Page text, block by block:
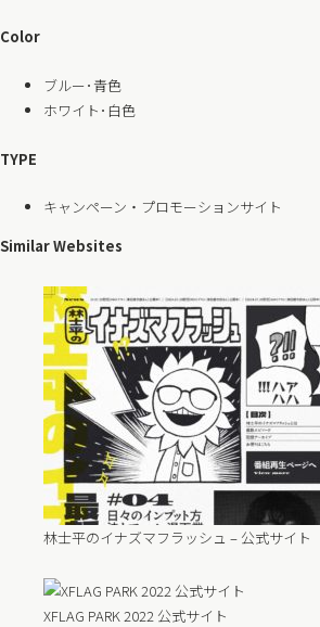
Color
ブルー･青色
ホワイト･白色
TYPE
キャンペーン・プロモーションサイト
Similar Websites
林士平のイナズマフラッシュ – 公式サイト
XFLAG PARK 2022 公式サイト